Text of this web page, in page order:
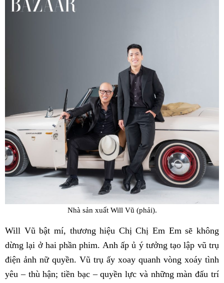
Nhà sản xuất Will Vũ (phải).
Will Vũ bật mí, thương hiệu Chị Chị Em Em sẽ không
dừng lại ở hai phần phim. Anh ấp ủ ý tưởng tạo lập vũ trụ
điện ảnh nữ quyền. Vũ trụ ấy xoay quanh vòng xoáy tình
yêu – thù hận; tiền bạc – quyền lực và những màn đấu trí